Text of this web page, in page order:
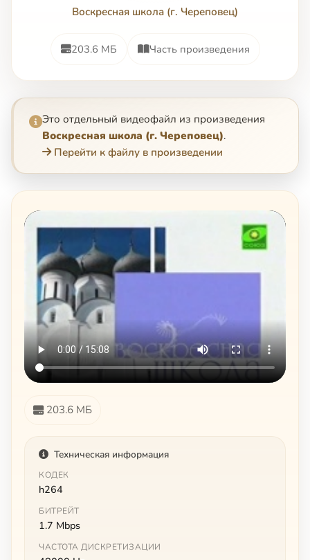
Воскресная школа (г. Череповец)
203.6 МБ Часть произведения
Это отдельный видеофайл из произведения
Воскресная школа (г. Череповец).
Перейти к файлу в произведении
203.6 МБ
Техническая информация
КОДЕК
h264
БИТРЕЙТ
1.7 Mbps
ЧАСТОТА ДИСКРЕТИЗАЦИИ